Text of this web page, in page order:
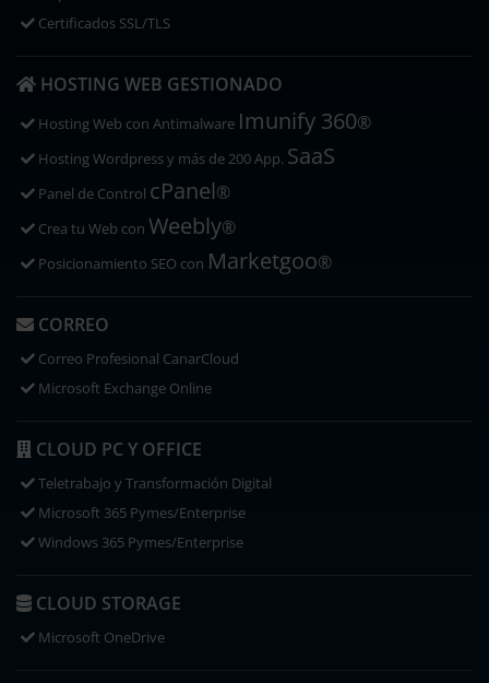
Certificados SSL/TLS
HOSTING WEB GESTIONADO
Hosting Web con Antimalware Imunify 360®
Hosting Wordpress y más de 200 App. SaaS
Panel de Control cPanel®
Crea tu Web con Weebly®
Posicionamiento SEO con Marketgoo®
CORREO
Correo Profesional CanarCloud
Microsoft Exchange Online
CLOUD PC Y OFFICE
Teletrabajo y Transformación Digital
Microsoft 365 Pymes/Enterprise
Windows 365 Pymes/Enterprise
CLOUD STORAGE
Microsoft OneDrive